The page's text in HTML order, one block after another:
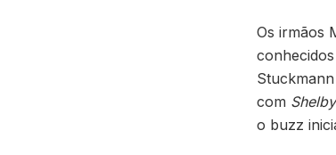
Os irmãos
com
o buzz